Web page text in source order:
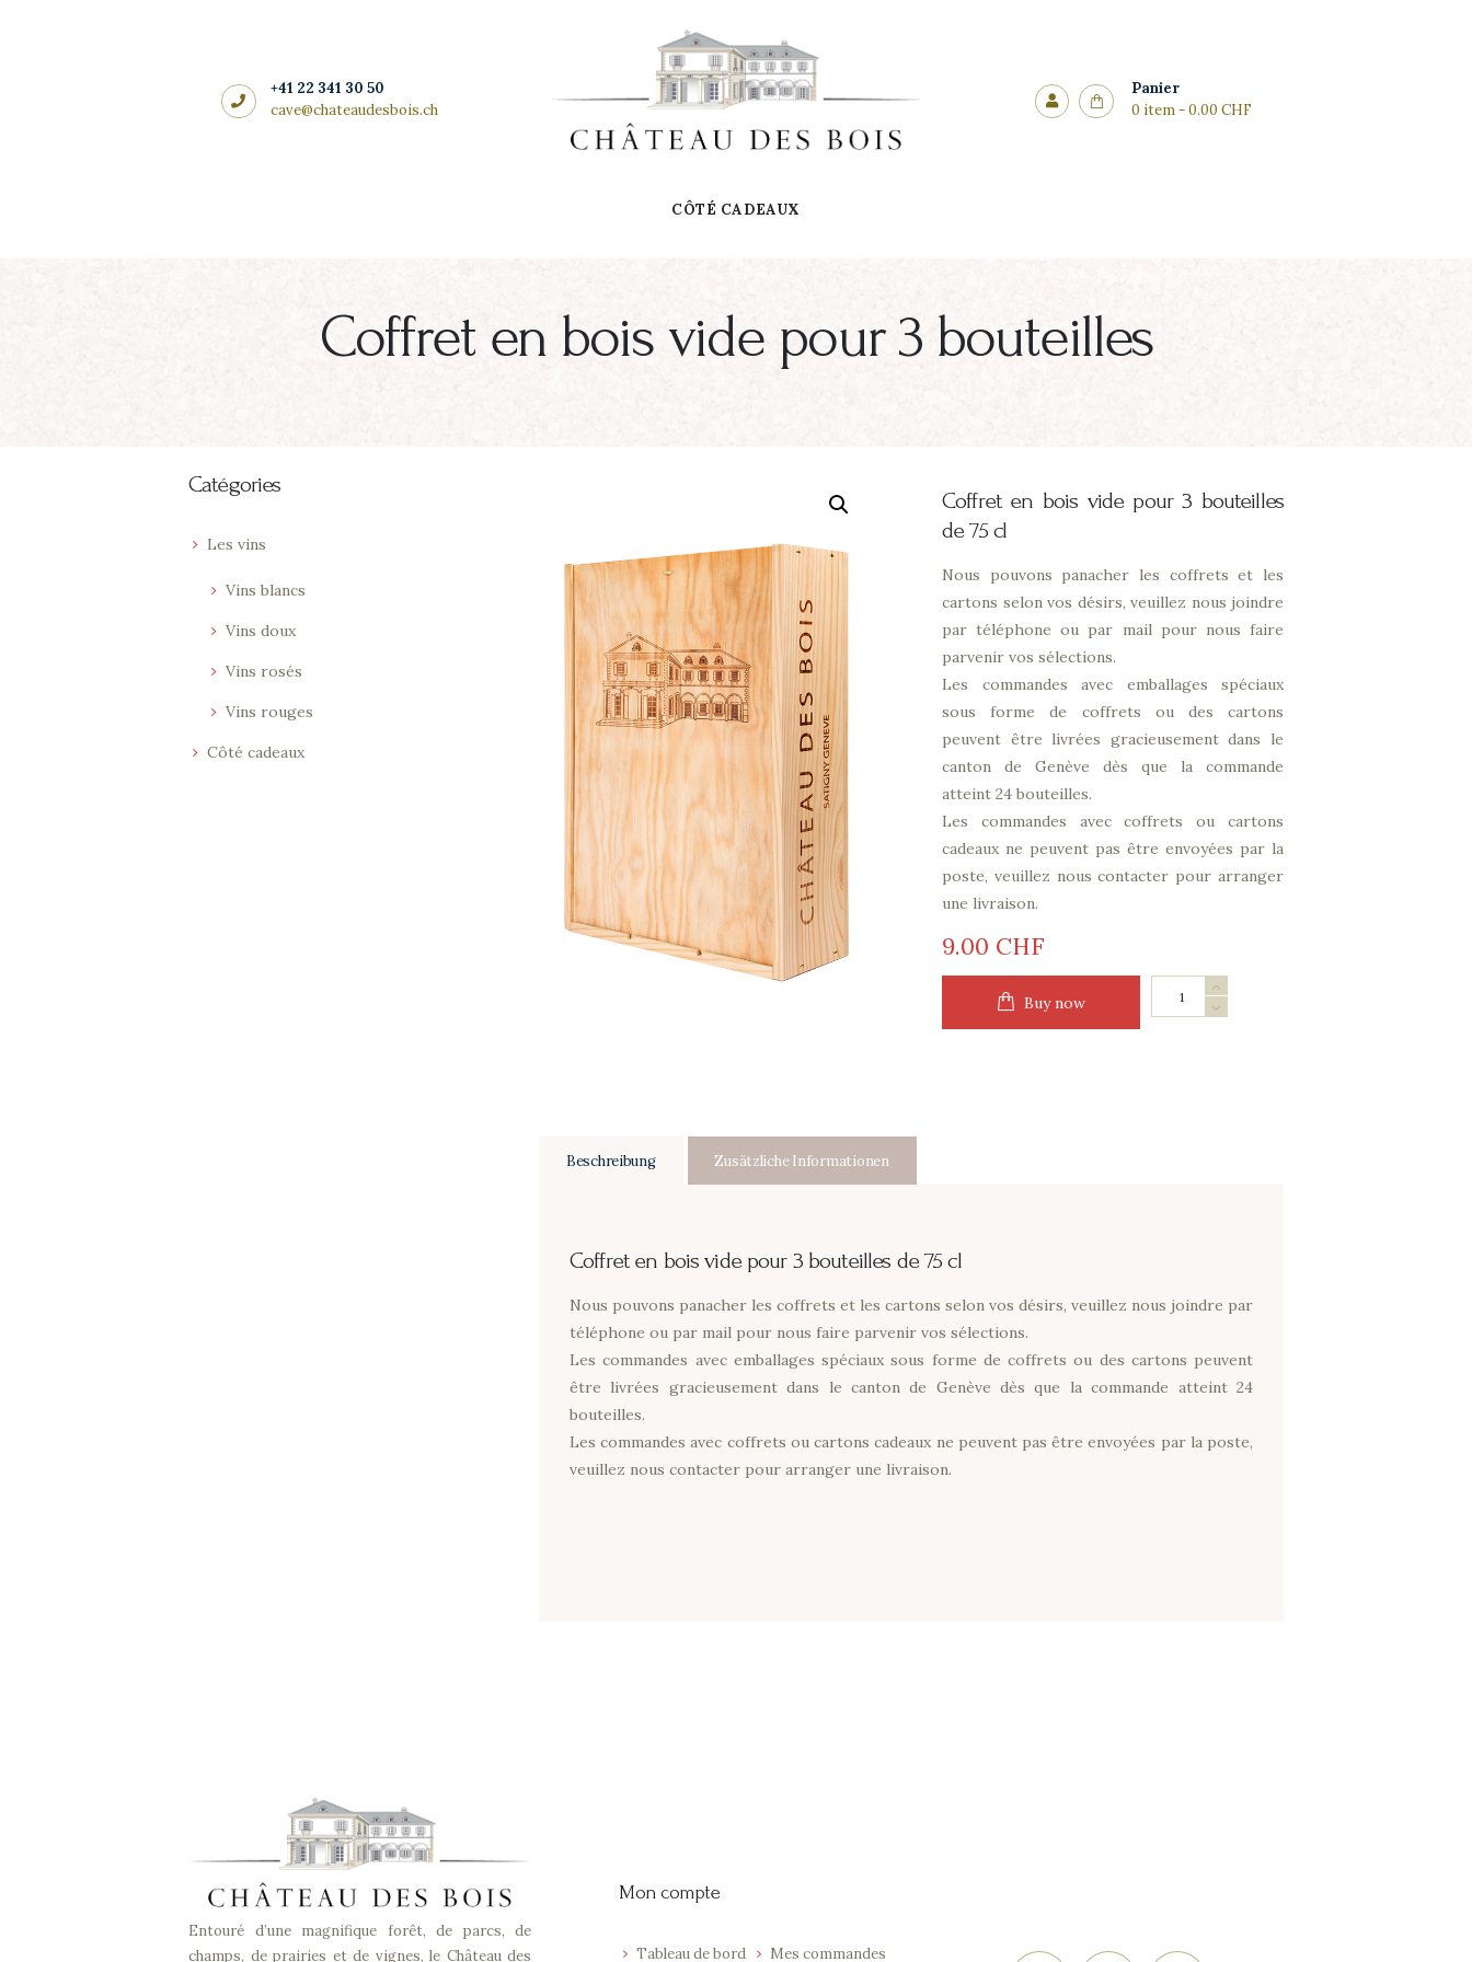
+41 22 341 30 50
cave@chateaudesbois.ch
Panier
0 item-0.00 CHF
CÔTÉ CADEAUX
Coffret en bois vide pour 3 bouteilles
CHÂTEAU DES BOIS
Coffret en bois vide pour 3 bouteilles
de 75 cl
Nous pouvons panacher les coffrets et les
cartons selon vos désirs, veuillez nous joindre
par téléphone ou par mail pour nous faire
parvenir vos sélections.
Les commandes avec emballages spéciaux
sous forme de coffrets ou des cartons
peuvent être livrées gracieusement dans le
canton de Genève dès que la commande
atteint 24 bouteilles.
Les commandes avec coffrets ou cartons
cadeaux ne peuvent pas être envoyées par la
poste, veuillez nous contacter pour arranger
une livraison.
9 00 CHF
Coffret
en
Buy now
Beschreibung Zusätzliche Informationen
Coffret en bois vide pour 3 bouteilles de 75 cl
Nous pouvons panacher les coffrets et les cartons selon vos désirs, veuillez nous joindre par
téléphone ou par mail pour nous faire parvenir vos sélections.
Les commandes avec emballages spéciaux sous forme de coffrets ou des cartons peuvent
être livrées gracieusement dans le canton de Genève dès que la commande atteint 24
bouteilles.
Les commandes avec coffrets ou cartons cadeaux ne peuvent pas être envoyées par la poste,
veuillez nous contacter pour arranger une livraison.
Catégories
Les vins
Vins blancs
Vins doux
Vins rosés
Vins rouges
Côté cadeaux
Entouré d’une magnifique forêt, de parcs, de
champs, de prairies et de vignes, le Château des
Mon compte
Tableau de bord Mes commandes